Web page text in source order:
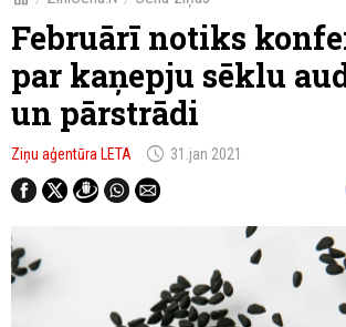
Februārī notiks
par kaņepju sēklu
un pārstrādi
Ziņu aģentūra LETA schedule 31.jan 2021